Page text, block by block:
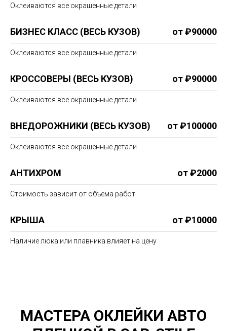
Оклеиваются все окрашенные детали
БИЗНЕС КЛАСС (ВЕСЬ КУЗОВ) от ₽90000
Оклеиваются все окрашенные детали
КРОССОВЕРЫ (ВЕСЬ КУЗОВ) от ₽90000
Оклеиваются все окрашенные детали
ВНЕДОРОЖНИКИ (ВЕСЬ КУЗОВ) от ₽100000
Оклеиваются все окрашенные детали
АНТИХРОМ от ₽2000
Стоимость зависит от объема работ
КРЫША от ₽10000
Наличие люка или плавника влияет на цену
МАСТЕРА ОКЛЕЙКИ АВТО